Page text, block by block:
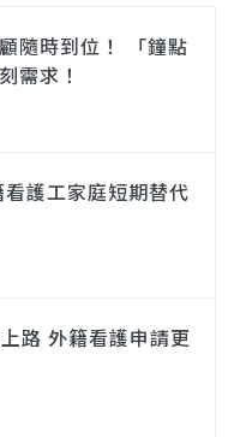
隨時到位！ 「鐘點
需求！
護工家庭短期替代
請更